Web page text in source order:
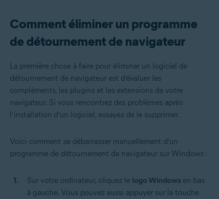
Comment éliminer un programme
de détournement de navigateur
La première chose à faire pour éliminer un logiciel de
détournement de navigateur est d’évaluer les
compléments, les plugins et les extensions de votre
navigateur. Si vous rencontrez des problèmes après
l’installation d’un logiciel, essayez de le supprimer.
Voici comment se débarrasser manuellement d’un
programme de détournement de navigateur sur Windows :
Sur votre ordinateur, cliquez le logo Windows en bas
à gauche. Vous pouvez aussi appuyer sur la touche